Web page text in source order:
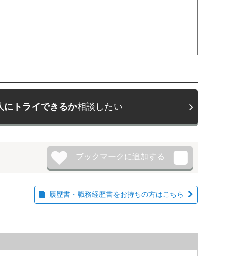
にトライできるか相談したい
履歴書・職務経歴書をお持ちの方はこちら